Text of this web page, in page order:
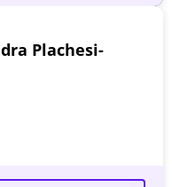
Plachesi-